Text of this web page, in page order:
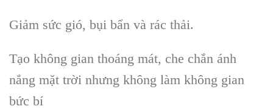
Giảm sức gió, bụi bẩn và rác thải.
Tạo không gian thoáng mát, che chắn ánh
nắng mặt trời nhưng không làm không gian
bức bí